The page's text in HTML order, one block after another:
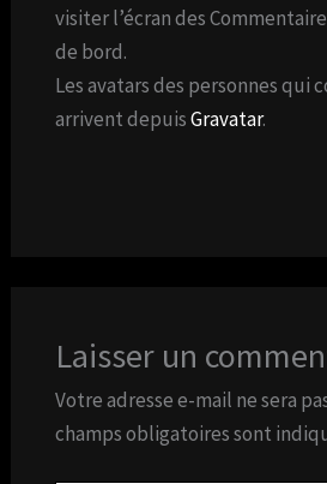
visiter l’écran des
de bord.
Les avatars des personnes qui
arrivent depuisGravatar.
Laisser un
Votre adresse e-mail ne sera
champs obligatoires sont